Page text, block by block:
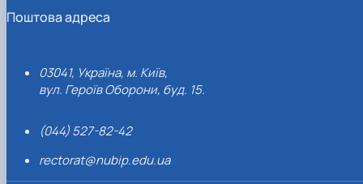
Поштова адреса
03041, Україна, м. Київ,
вул. Героїв Оборони, буд. 15.
(044) 527-82-42
rectorat@nubip.edu.ua